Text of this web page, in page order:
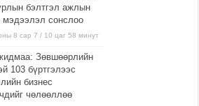
бэлтгэл ажлын
мэдээлэл сонслоо
8 сар 7 / 10 цаг 58 минут
Зөвшөөрлийн
103 бүртгэлээс
бизнес
чөлөөллөө